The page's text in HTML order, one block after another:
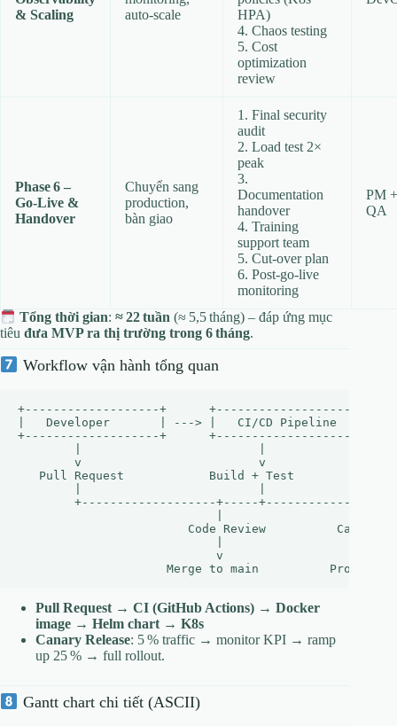
& Scaling
auto‑scale
HPA)
4. Chaos testing
5. Cost
optimization
review
Phase 6 –
Go‑Live &
Handover
Chuyển sang
production,
bàn giao
1. Final security
audit
2. Load test 2×
peak
3.
Documentation
handover
4. Training
support team
5. Cut‑over plan
6. Post‑go‑live
monitoring
PM +
QA
Tổng thời gian:≈ 22 tuần (≈ 5,5 tháng) – đáp ứng mục
tiêu đưa MVP ra thị trường trong 6 tháng.
Workflow vận hành tổng quan
+-------------------+      +-------------------+
|   Developer       | ---> |   CI/CD Pipeline  | ---
+-------------------+      +-------------------+
v                         v
Pull Request            Build + Test
+-------------------+-----
Code Review          Canary
                            v                     v
Pull Request → CI (GitHub Actions) → Docker
image → Helm chart → K8s
Canary Release: 5 % traffic → monitor KPI → ramp
up 25 % → full rollout.
Gantt chart chi tiết (ASCII)